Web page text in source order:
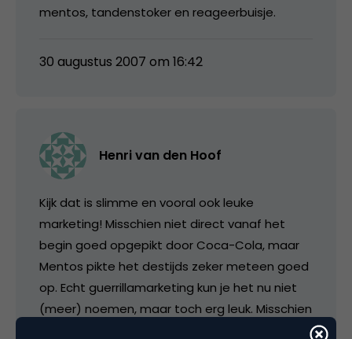
mentos, tandenstoker en reageerbuisje.
30 augustus 2007 om 16:42
Henri van den Hoof
Kijk dat is slimme en vooral ook leuke
marketing! Misschien niet direct vanaf het
begin goed opgepikt door Coca-Cola, maar
Mentos pikte het destijds zeker meteen goed
op. Echt guerrillamarketing kun je het nu niet
(meer) noemen, maar toch erg leuk. Misschien